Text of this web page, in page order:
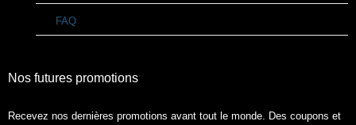
FAQ
Nos futures promotions
Recevez nos dernières promotions avant tout le monde. Des coupons et